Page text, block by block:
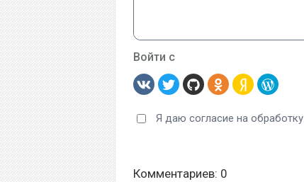
Войти с
Я даю согласие на обработку
Комментариев: 0